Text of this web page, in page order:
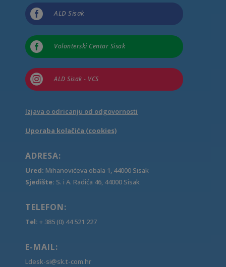
 ALD Sisak
 Volonterski Centar Sisak
 ALD Sisak - VCS
Izjava o odricanju od odgovornosti
Uporaba kolačića (cookies)
ADRESA:
Ured: Mihanovićeva obala 1, 44000 Sisak
Sjedište: S. i A. Radića 46, 44000 Sisak
TELEFON:
Tel: + 385 (0) 44 521 227
E-MAIL:
Ldesk-si@sk.t-com.hr